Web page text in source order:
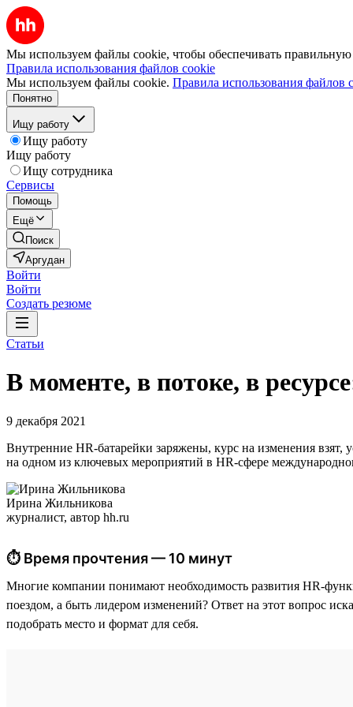
Мы используем файлы cookie, чтобы обеспечивать правильную
Правила использования файлов cookie
Мы используем файлы cookie. Правила использования файлов
Понятно
Ищу работу
Ищу работу
Ищу работу
Ищу сотрудника
Сервисы
Помощь
Ещё
Поиск
Аргудан
Войти
Войти
Создать резюме
Статьи
В моменте, в потоке, в
9 декабря 2021
Внутренние HR-батарейки заряжены, курс на изменения
на одном из ключевых мероприятий в HR-сфере
Ирина Жильникова
журналист, автор hh.ru
⏱ Время прочтения — 10 минут
Многие компании понимают необходимость развития HR-
поездом, а быть лидером изменений? Ответ на этот вопрос
подобрать место и формат для себя.